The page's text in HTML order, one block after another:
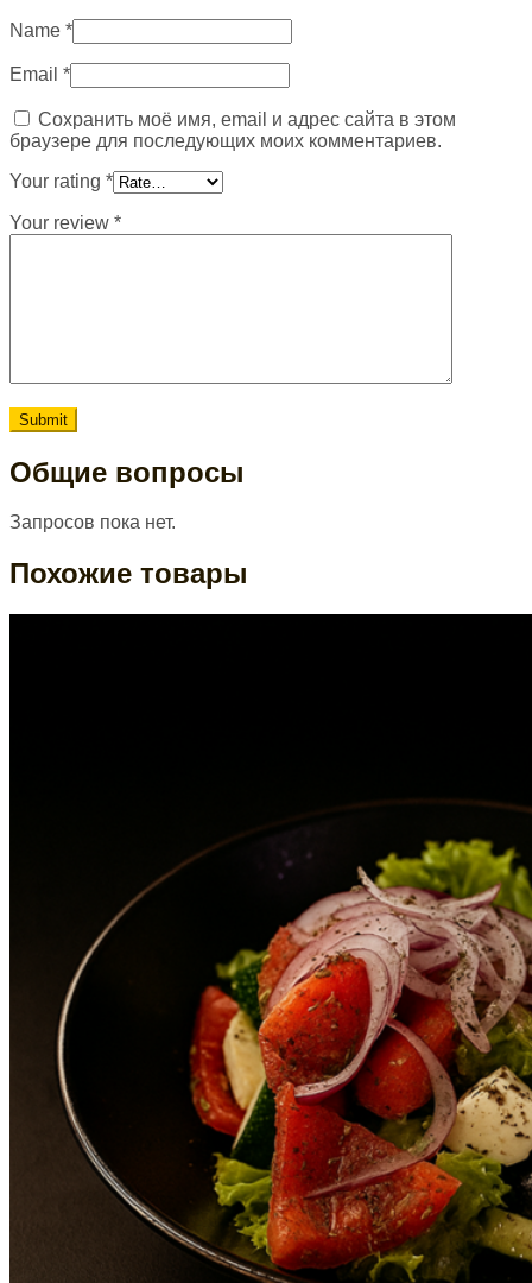
Name *
Email *
Сохранить моё имя, email и адрес сайта в этом
браузере для последующих моих комментариев.
Your rating *
Your review *
Общие вопросы
Запросов пока нет.
Похожие товары